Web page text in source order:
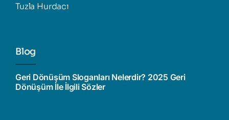
Tuzla Hurdacı
Blog
Geri Dönüşüm Sloganları Nelerdir? 2025 Geri
Dönüşüm İle İlgili Sözler